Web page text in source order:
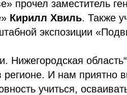
прочел заместитель
Кирилл Хвиль. Также
экспозиции
Нижегородская
регионе. И нам приятно
учиться,